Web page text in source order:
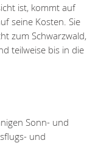
ist, kommt auf
seine Kosten. Sie
zum Schwarzwald,
teilweise bis in die
Sonn- und
und